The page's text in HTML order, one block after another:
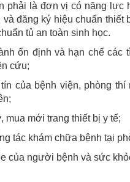
phải là đơn vị có năng
đăng ký hiệu chuẩn
tủ an toàn sinh học.
ổn định và hạn chế
cứu;
của bệnh viện, phòng
mua mới trang thiết bị y tế;
tác khám chữa bệnh tại
của người bệnh và sức